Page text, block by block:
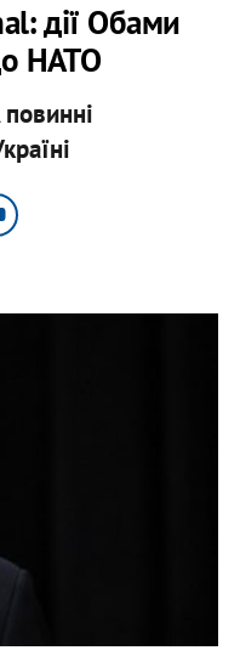
дії Обами
НАТО